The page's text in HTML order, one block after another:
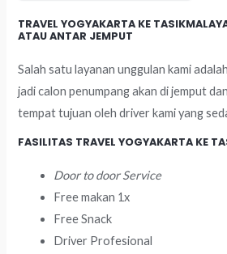
TRAVEL YOGYAKARTA KE
ATAU ANTAR JEMPUT
Salah satu layanan unggulan kami
jadi calon penumpang akan di jemput
tempat tujuan oleh driver kami yang
FASILITAS TRAVEL YOGYAKARTA KE
Door to door Service
Free makan 1x
Free Snack
Driver Profesional